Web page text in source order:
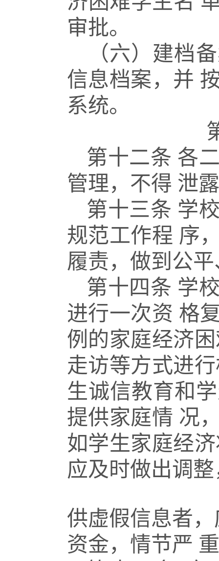
审批。
（六）建档
信息档案，并
系统。
第十二条 各
管理，不得 泄
第十三条 学
规范工作程 序
履责，做到公
第十四条 学
进行一次资 格
例的家庭经济
走访等方式进
生诚信教育和
提供家庭情 况
如学生家庭经
应及时做出调
供虚假信息者
资金，情节严